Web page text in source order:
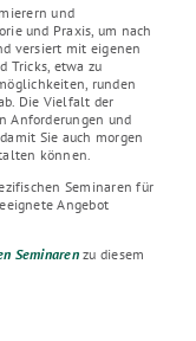
und
und Praxis, um nach
versiert mit eigenen
Tricks, etwa zu
runden
Die Vielfalt der
Anforderungen und
Sie auch morgen
können.
Seminaren für
Angebot
Seminarenzu diesem